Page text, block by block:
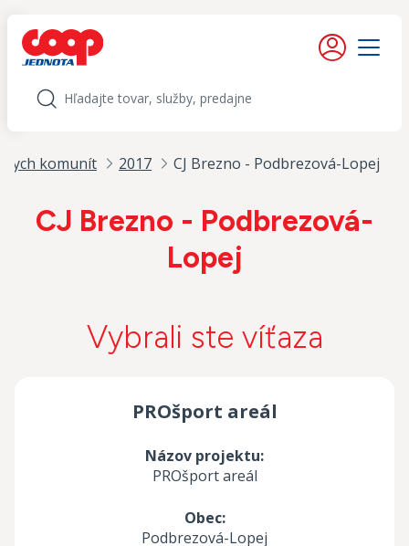
Moje konto
Menu
Hľadať
komunít 2017 CJ Brezno - Podbrezová-Lopej
CJ Brezno - Podbrezová-
Lopej
Vybrali ste víťaza
PROšport areál
Názov projektu:
PROšport areál
Obec:
Podbrezová-Lopej